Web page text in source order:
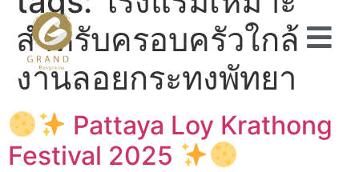
สำหรับครอบครัวใกล้
งานลอยกระทงพัทยา
Pattaya Loy Krathong
Festival 2025